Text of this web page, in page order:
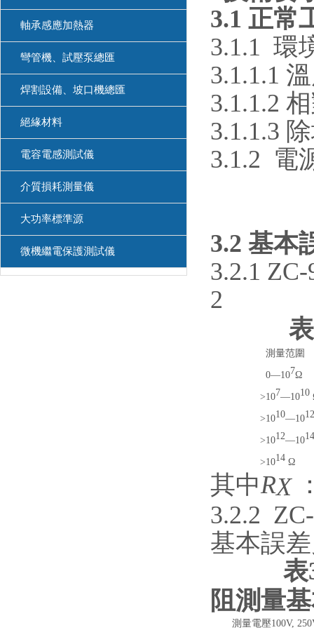
軸承感應加熱器
彎管機、試壓泵總匯
焊割設備、坡口機總匯
絕緣材料
電容電感測試儀
介質損耗測量儀
大功率標準源
微機繼電保護測試儀
3.1 正常
3.1.1 環
3.1.1.1
3.1.1.2
3.1.1.3
3.1.2 電
3.2 基本
3.2.1
2
測量范圍
0—107Ω
>107—1010
>1010—1012
>1012—1014
>1014Ω
其中RX
3.2.2
基
表
阻測量
測量電壓100V,